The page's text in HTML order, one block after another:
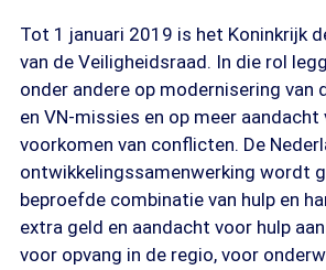
Tot 1 januari 2019 is het Koninkrijk
van de Veiligheidsraad. In die rol
onder andere op modernisering van
en VN-missies en op meer aandacht
voorkomen van conflicten. De
ontwikkelingssamenwerking wordt
beproefde combinatie van hulp en
extra geld en aandacht voor hulp
voor opvang in de regio, voor